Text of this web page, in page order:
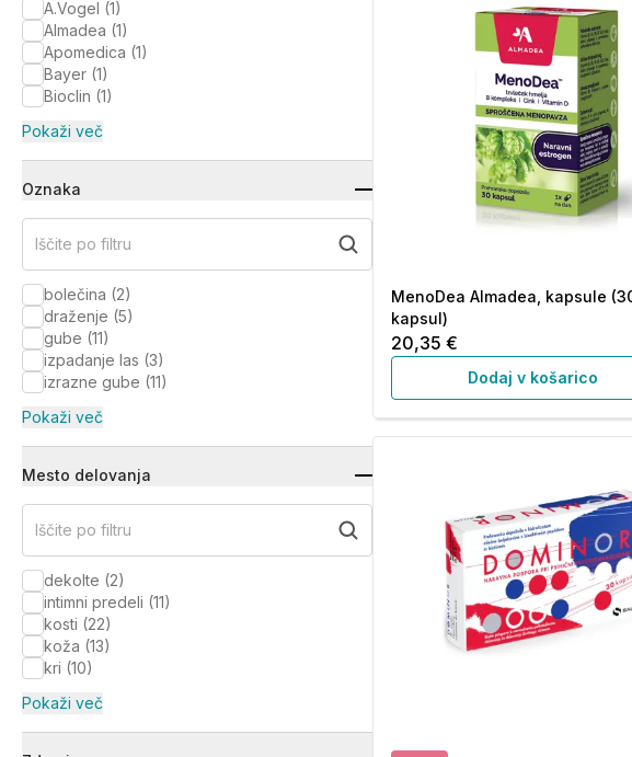
A.Vogel (1)
Almadea (1)
Apomedica (1)
Bayer (1)
Bioclin (1)
Pokaži več
Oznaka
Iščite po filtru
bolečina (2)
draženje (5)
gube (11)
izpadanje las (3)
izrazne gube (11)
Pokaži več
Mesto delovanja
Iščite po filtru
dekolte (2)
intimni predeli (11)
kosti (22)
koža (13)
kri (10)
Pokaži več
MenoDea Almadea, kapsule
kapsul)
20,35 €
Dodaj v košarico